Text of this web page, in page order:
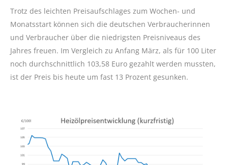
Trotz des leichten Preisaufschlages zum Wochen- und
Monatsstart können sich die deutschen Verbraucherinnen
und Verbraucher über die niedrigsten Preisniveaus des
Jahres freuen. Im Vergleich zu Anfang März, als für 100 Liter
noch durchschnittlich 103,58 Euro gezahlt werden mussten,
ist der Preis bis heute um fast 13 Prozent gesunken.